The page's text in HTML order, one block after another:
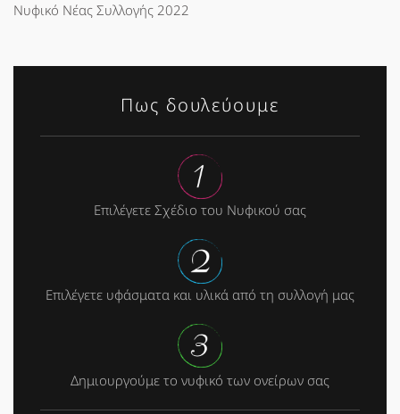
Νυφικό Νέας Συλλογής 2022
Πως δουλεύουμε
Επιλέγετε Σχέδιο του Νυφικού σας
Επιλέγετε υφάσματα και υλικά από τη συλλογή μας
Δημιουργούμε το νυφικό των ονείρων σας